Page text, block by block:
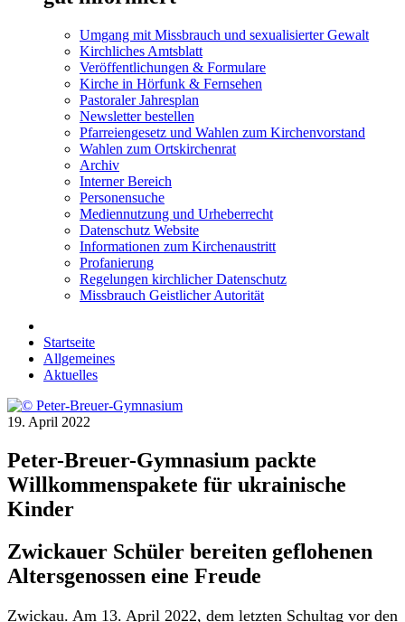
Umgang mit Missbrauch und sexualisierter Gewalt
Kirchliches Amtsblatt
Veröffentlichungen & Formulare
Kirche in Hörfunk & Fernsehen
Pastoraler Jahresplan
Newsletter bestellen
Pfarreiengesetz und Wahlen zum Kirchenvorstand
Wahlen zum Ortskirchenrat
Archiv
Interner Bereich
Personensuche
Mediennutzung und Urheberrecht
Datenschutz Website
Informationen zum Kirchenaustritt
Profanierung
Regelungen kirchlicher Datenschutz
Missbrauch Geistlicher Autorität
Startseite
Allgemeines
Aktuelles
19. April 2022
Peter-Breuer-Gymnasium packte
Willkommenspakete für ukrainische
Kinder
Zwickauer Schüler bereiten geflohenen
Altersgenossen eine Freude
Zwickau. Am 13. April 2022, dem letzten Schultag vor den